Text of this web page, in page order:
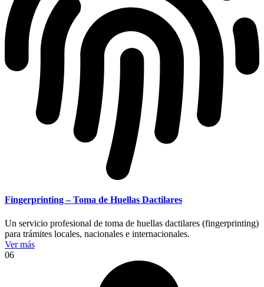
Fingerprinting – Toma de Huellas Dactilares
Un servicio profesional de toma de huellas dactilares (fingerprinting)
para trámites locales, nacionales e internacionales.
Ver más
06